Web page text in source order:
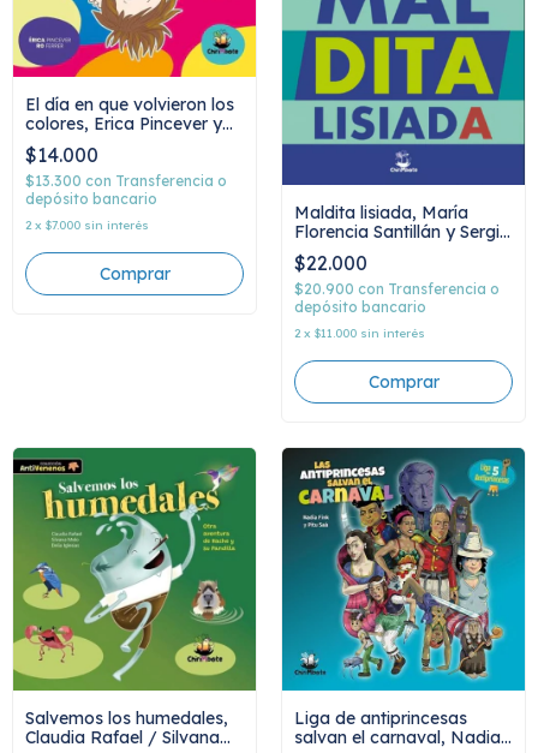
El día en que volvieron los
colores, Erica Pincever y
Ro Ferrer
$14.000
$13.300 con Transferencia o
depósito bancario
2 x $7.000 sin interés
Maldita lisiada, María
Florencia Santillán y Sergio
Solans
$22.000
$20.900 con Transferencia o
depósito bancario
2 x $11.000 sin interés
Salvemos los humedales,
Claudia Rafael / Silvana
Liga de antiprincesas
salvan el carnaval, Nadia